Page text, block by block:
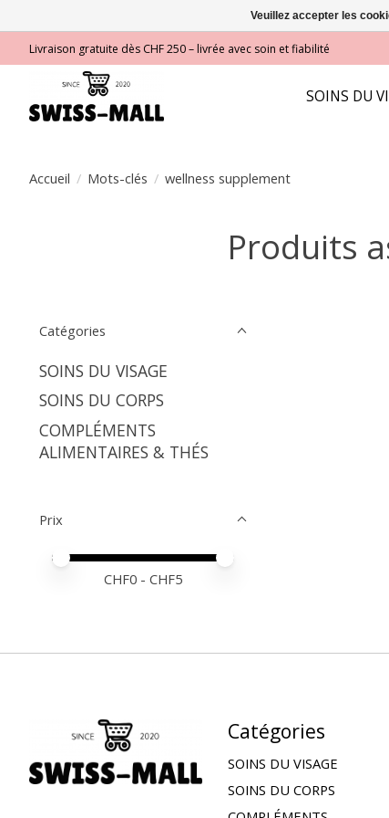
Livraison gratuite dès CHF 250 – livrée avec soin et fiabilité
SOINS DU
Accueil / Mots-clés / wellness supplement
Produits
Catégories
SOINS DU VISAGE
SOINS DU CORPS
COMPLÉMENTS
ALIMENTAIRES & THÉS
Prix
Prix minimum
Price maximum value
CHF0 - CHF5
Catégories
SOINS DU VISAGE
SOINS DU CORPS
Veuillez accepter les